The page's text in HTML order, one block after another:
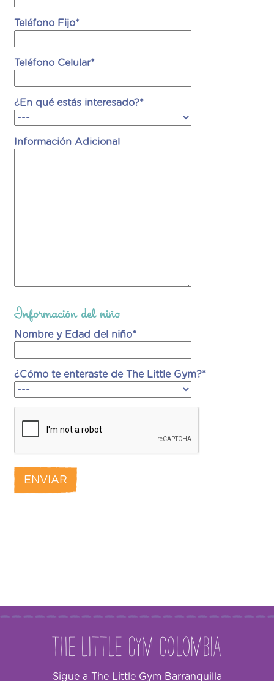
Teléfono Fijo*
Teléfono Celular*
¿En qué estás interesado?*
Información Adicional
Información del niño
Nombre y Edad del niño*
¿Cómo te enteraste de The Little Gym?*
The Little Gym Colombia
Sigue a The Little Gym Barranquilla